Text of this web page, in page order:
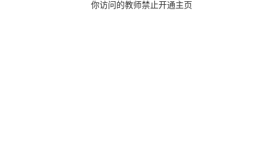
你访问的教师禁止开通主页